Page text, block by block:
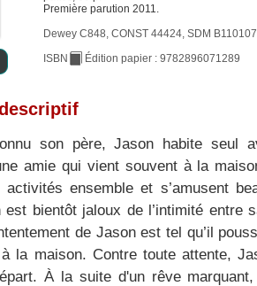
Première parution 2011.
Dewey C848, CONST 44424, SDM
ISBN Édition papier : 9782896071289
son père, Jason habite seul
amie qui vient souvent à la
ensemble et s’amusent
est bientôt jaloux de l’intimité entre
de Jason est tel qu’il
la maison. Contre toute attente,
À la suite d'un rêve